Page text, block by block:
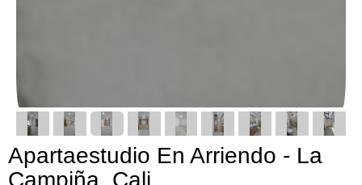
Apartaestudio En Arriendo - La
Campiña, Cali